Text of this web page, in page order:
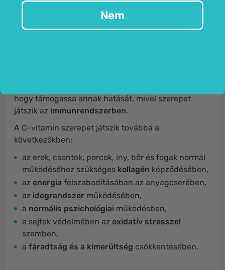
szagtalan folyadék, ami kissé sűrűbb a víznél.
hogy támogassa annak hatását, mivel szerepet
játszik az immunrendszerben.
A C-vitamin szerepet játszik továbbá a
következőkben:
az erek, csontok, porcok, íny, bőr és fogak normál
működéséhez szükséges kollagén képződésében,
az energia felszabadításában az anyagcserében,
az idegrendszer működésében,
a normális pszichológiai működésben,
a sejtek védelmében az oxidatív stresszel
szemben,
a fáradtság és a kimerültség csökkentésében.
Nem